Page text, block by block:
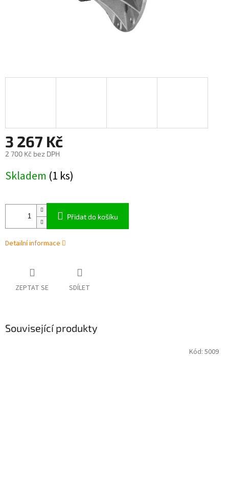
3 267 Kč
2 700 Kč bez DPH
cena:
Skladem (1 ks)
Přidat do košíku
Detailní informace
ZEPTAT SE SDÍLET
Související produkty
Kód: 5009